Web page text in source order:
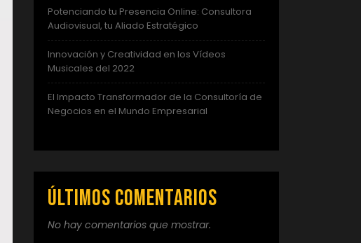
Potenciando tu Presencia Online: Consultora
Audiovisual, tu Aliado Estratégico
Innovación y Creatividad en los Vídeos
Musicales del 2022
El Impacto Transformador de la Consultoría de
Negocios en el Mundo Empresarial
Últimos comentarios
No hay comentarios que mostrar.